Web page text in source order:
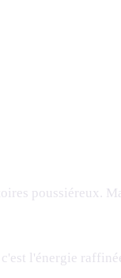
poussiéreux.
l'énergie